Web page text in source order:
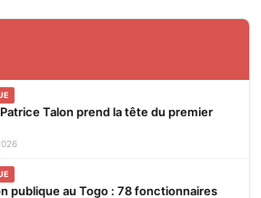
Talon prend la tête du premier
publique au Togo : 78 fonctionnaires